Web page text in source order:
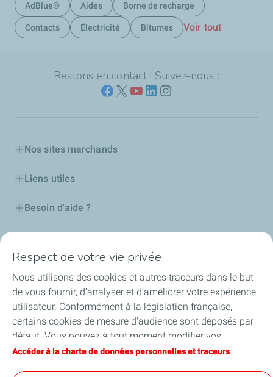
AdBlue® Aides Borne de recharge
Contacts Électricité Bitumes Voir tout
Restons en contact ! Suivez-nous :
Nos sites marchands
Liens utiles
Besoin d'aide ?
Certificats d'économies d'énergie
Nos partenaires
Collaborer avec TotalEnergies
Accessibilité
Respect de votre vie privée
Nous utilisons des cookies et autres traceurs dans le but
de vous fournir, d’analyser et d’améliorer votre expérience
utilisateur. Conformément à la législation française,
certains cookies de mesure d'audience sont déposés par
défaut. Vous pouvez à tout moment modifier vos
paramètres de cookies en cliquant sur le bouton « Gérer
Accéder à la charte de données personnelles et traceurs